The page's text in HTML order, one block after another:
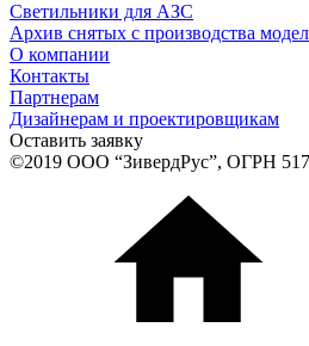
Светильники для АЗС
Архив снятых с производства
О компании
Контакты
Партнерам
Дизайнерам и проектировщикам
Оставить заявку
©2019 ООО “ЗивердРус”, ОГРН